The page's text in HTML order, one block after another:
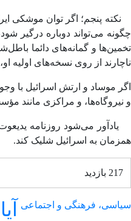
نکته پنجم؛ اگر توان موشکی
چگونه می‌تواند دوباره درگیر
تخمین‌ها و گمانه‌های دائما
ناچارند از روی نسخه‌های اولیه
اگر موساد و ارتش اسرائیل با
و نیروگاه‌ها، و مراکزی مانند
همزمان به اسرائیل شلیک کند.
217 بازدید
سیاسی، فرهنگی و اجتماعی